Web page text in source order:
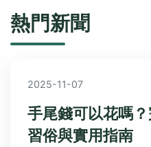
熱門新聞
2025-11-07
手尾錢可以花嗎
習俗與實用指南